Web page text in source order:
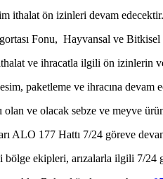
ithalat ön izinleri devam edecektir.
Fonu, Hayvansal ve
ve ihracatla ilgili ön izinlerin
paketleme ve ihracına devam
ve olacak sebze ve meyve
ALO 177 Hattı 7/24 göreve
ekipleri, arızalarla ilgili 7/24